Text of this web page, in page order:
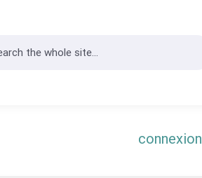
connexion